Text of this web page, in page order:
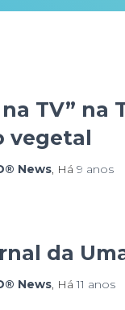
na TV” na
vegetal
News, Há 9 anos
da
News, Há11 anos